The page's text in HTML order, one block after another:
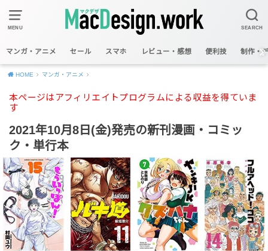
MENU SEARCH
マンガ・アニメ セール スマホ レビュー・感想 便利技 制作・
HOME マンガ・アニメ
本ページはアフィリエイトプログラムによる収益を得ていま
す
2021年10月8日(金)発売の新刊漫画・コミッ
ク・単行本